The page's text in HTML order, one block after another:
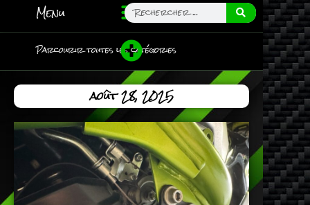
Menu
Parcourir toutes les catégories
août 28, 2025